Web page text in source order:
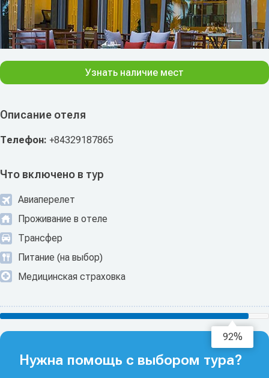
Описание отеля
Телефон: +84329187865
Что включено в тур
Авиаперелет
Проживание в отеле
Трансфер
Питание (на выбор)
Медицинская страховка
Узнать наличие мест
94%
Нужна помощь с выбором тура?